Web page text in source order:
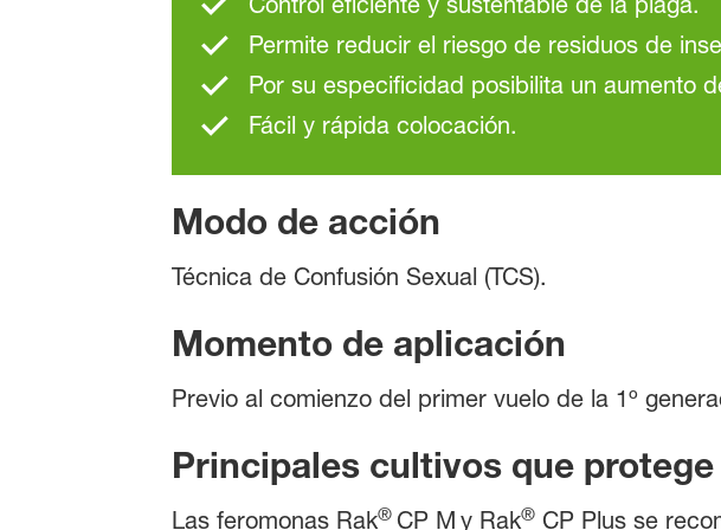
Permite reducir el riesgo de residuos de
Por su especificidad posibilita un aumento
Fácil y rápida colocación.
Modo de acción
Técnica de Confusión Sexual (TCS).
Momento de aplicación
Previo al comienzo del primer vuelo de la 1º
Principales cultivos que protege
Las feromonas Rak® CP M y Rak®CP Plus se